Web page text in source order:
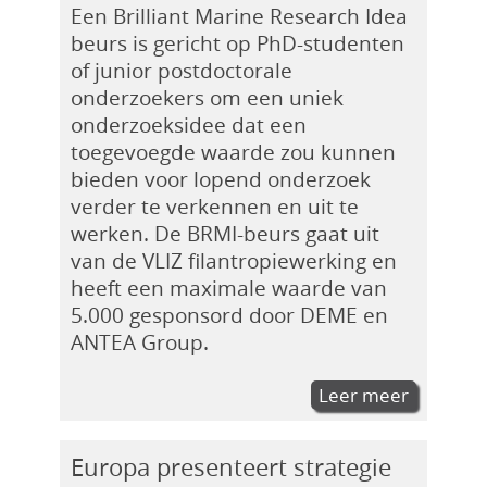
Een Brilliant Marine Research Idea
beurs is gericht op PhD-studenten
of junior postdoctorale
onderzoekers om een uniek
onderzoeksidee dat een
toegevoegde waarde zou kunnen
bieden voor lopend onderzoek
verder te verkennen en uit te
werken. De BRMI-beurs gaat uit
van de VLIZ filantropiewerking en
heeft een maximale waarde van
5.000 gesponsord door DEME en
ANTEA Group.
Leer meer
Europa presenteert strategie